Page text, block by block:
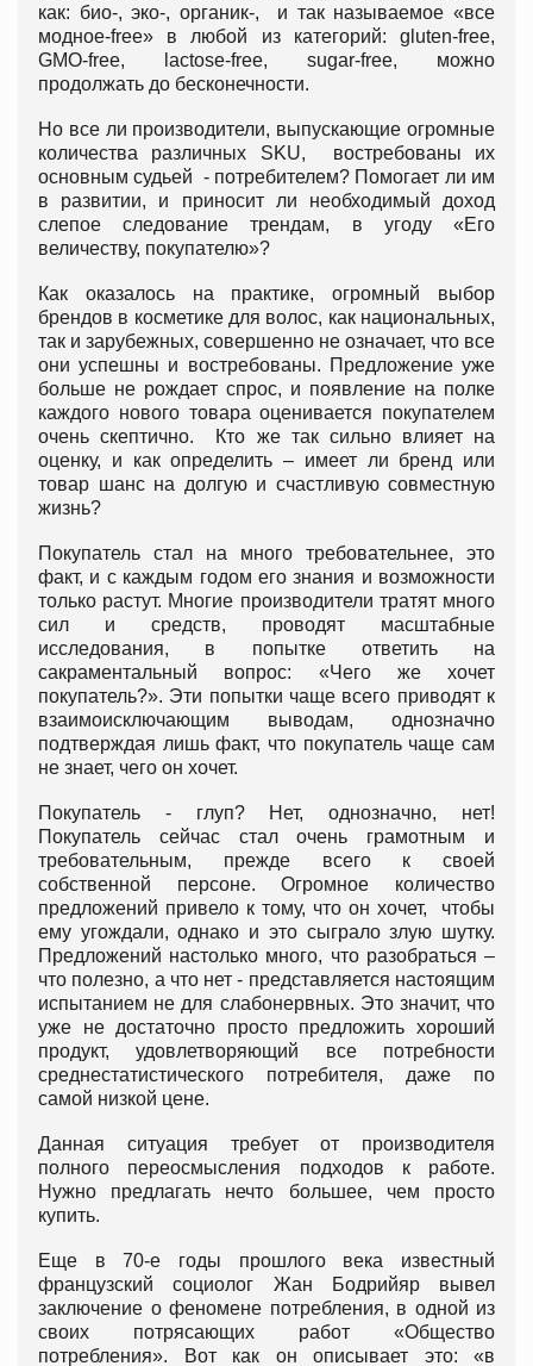
как: био-, эко-, органик-, и так называемое «все
модное-free» в любой из категорий: gluten-free,
GMO-free, lactose-free, sugar-free, можно
продолжать до бесконечности.
Но все ли производители, выпускающие огромные
количества различных SKU, востребованы их
основным судьей - потребителем? Помогает ли им
в развитии, и приносит ли необходимый доход
слепое следование трендам, в угоду «Его
величеству, покупателю»?
Как оказалось на практике, огромный выбор
брендов в косметике для волос, как национальных,
так и зарубежных, совершенно не означает, что все
они успешны и востребованы. Предложение уже
больше не рождает спрос, и появление на полке
каждого нового товара оценивается покупателем
очень скептично. Кто же так сильно влияет на
оценку, и как определить – имеет ли бренд или
товар шанс на долгую и счастливую совместную
жизнь?
Покупатель стал на много требовательнее, это
факт, и с каждым годом его знания и возможности
только растут. Многие производители тратят много
сил и средств, проводят масштабные
исследования, в попытке ответить на
сакраментальный вопрос: «Чего же хочет
покупатель?». Эти попытки чаще всего приводят к
взаимоисключающим выводам, однозначно
подтверждая лишь факт, что покупатель чаще сам
не знает, чего он хочет.
Покупатель - глуп? Нет, однозначно, нет!
Покупатель сейчас стал очень грамотным и
требовательным, прежде всего к своей
собственной персоне. Огромное количество
предложений привело к тому, что он хочет, чтобы
ему угождали, однако и это сыграло злую шутку.
Предложений настолько много, что разобраться –
что полезно, а что нет - представляется настоящим
испытанием не для слабонервных. Это значит, что
уже не достаточно просто предложить хороший
продукт, удовлетворяющий все потребности
среднестатистического потребителя, даже по
самой низкой цене.
Данная ситуация требует от производителя
полного переосмысления подходов к работе.
Нужно предлагать нечто большее, чем просто
купить.
Еще в 70-е годы прошлого века известный
французский социолог Жан Бодрийяр вывел
заключение о феномене потребления, в одной из
своих потрясающих работ «Общество
потребления». Вот как он описывает это: «в